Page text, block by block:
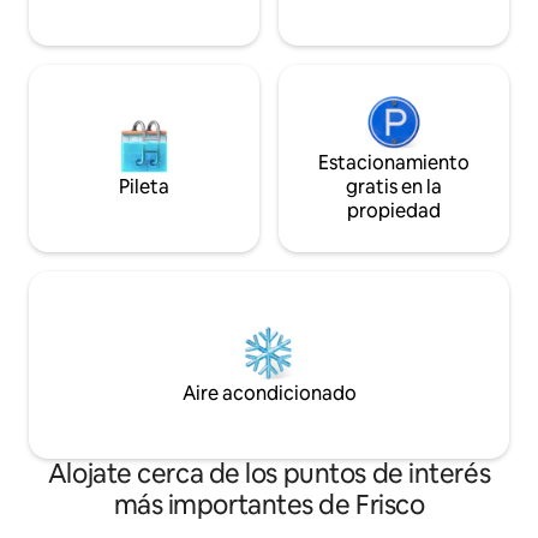
Pileta
Estacionamiento
gratis en la
propiedad
Aire acondicionado
Alojate cerca de los puntos de interés
más importantes de Frisco